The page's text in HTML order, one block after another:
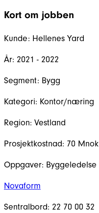
Kort om jobben
Kunde: Hellenes Yard
År: 2021 - 2022
Segment: Bygg
Kategori: Kontor/næring
Region: Vestland
Prosjektkostnad: 70 Mnok
Oppgaver: Byggeledelse
Novaform
Sentralbord: 22 70 00 32